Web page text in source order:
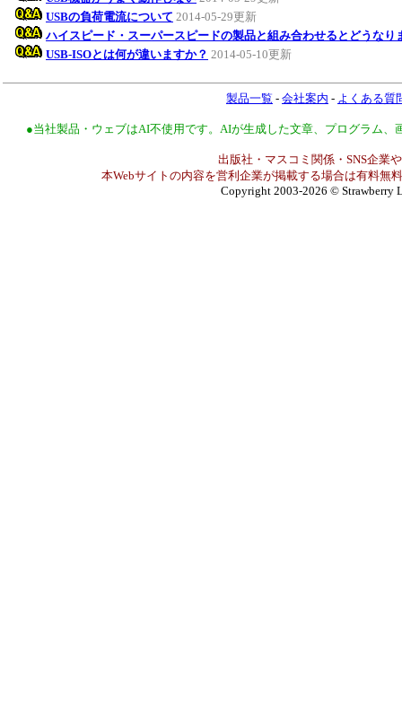
USBの負荷電流について 2014-05-29更新
ハイスピード・スーパースピードの製品と組み合わせるとどうなり
USB-ISOとは何が違いますか？ 2014-05-10更新
製品一覧 - 会社案内 - よくある質
●当社製品・ウェブはAI不使用です。AIが生成した文章、プログラム
出版社・マスコミ関係・SNS企業
本Webサイトの内容を営利企業が掲載する場合は有料無
Copyright 2003-2026 © Strawberry